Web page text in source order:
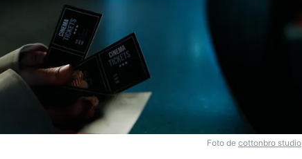
Foto de cottonbro studio